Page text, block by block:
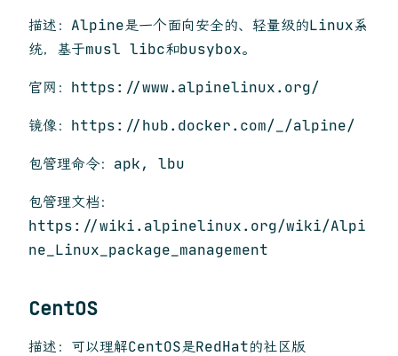
描述：Alpine是一个面向安全的、轻量级的Linux系
统，基于musl libc和busybox。
官网：https://www.alpinelinux.org/
镜像：https://hub.docker.com/_/alpine/
包管理命令：apk, lbu
包管理文档：
https://wiki.alpinelinux.org/wiki/Alpi
ne_Linux_package_management
CentOS
描述：可以理解CentOS是RedHat的社区版